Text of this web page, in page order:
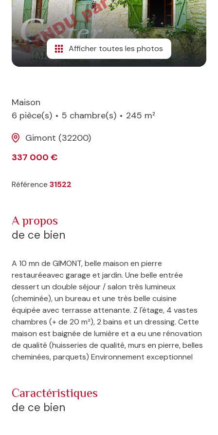
Afficher toutes les photos
Maison
6 pièce(s)
5 chambre(s)
245 m²
Gimont (32200)
337 000 €
Référence 31522
a propos
de ce bien
A 10 mn de GIMONT, belle maison en pierre
restauréeavec garage et jardin. Une belle entrée
dessert un double séjour / salon très lumineux
(cheminée), un bureau et une très belle cuisine
équipée avec terrasse attenante. Z l'étage, 4 vastes
chambres (+ de 20 m²), 2 bains et un dressing. Cette
maison est baignée de lumière et a eu une rénovation
de qualité (huisseries de qualité, murs en pierre, belles
cheminées, parquets) Environnement exceptionnel
caractéristiques
de ce bien